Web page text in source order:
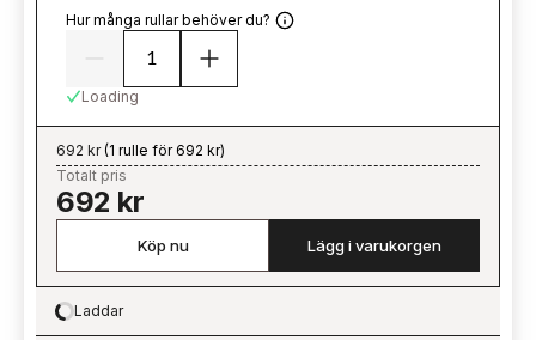
Hur många rullar behöver du?
Loading
692 kr(1 rulle för 692 kr)
Totalt pris
692 kr
Köp nu Lägg i varukorgen
Loading…
Laddar